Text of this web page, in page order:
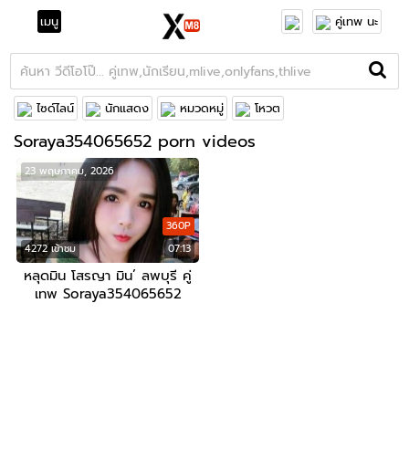
เมนู คู่เทพ นะ
ไซด์ไลน์ นักแสดง หมวดหมู่ โหวต
Soraya354065652 porn videos
4272 เข้าชม 07:13
360P
23 พฤษภาคม, 2026
หลุดมิน โสรญา มิน’ ลพบุรี คู่
เทพ Soraya354065652